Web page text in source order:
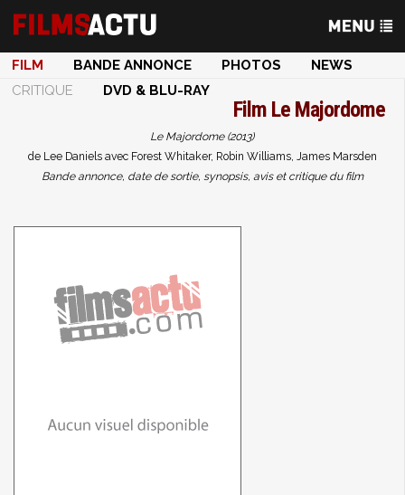
FILM BANDE ANNONCE PHOTOS
NEWS
CRITIQUE
DVD & BLU-RAY
Film Le Majordome
Le Majordome (2013)
de Lee Daniels avec Forest Whitaker, Robin Williams, James Marsden
Bande annonce, date de sortie, synopsis, avis et critique du film